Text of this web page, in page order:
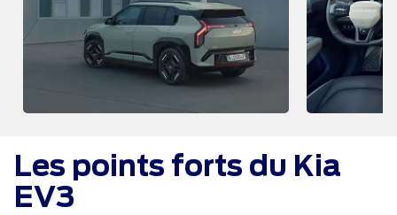
Les points forts du Kia
EV3